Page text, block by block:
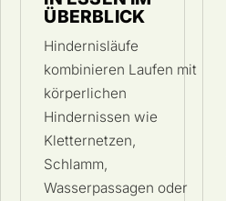
ÜBERBLICK
Hindernisläufe
kombinieren Laufen mit
körperlichen
Hindernissen wie
Kletternetzen,
Schlamm,
Wasserpassagen oder